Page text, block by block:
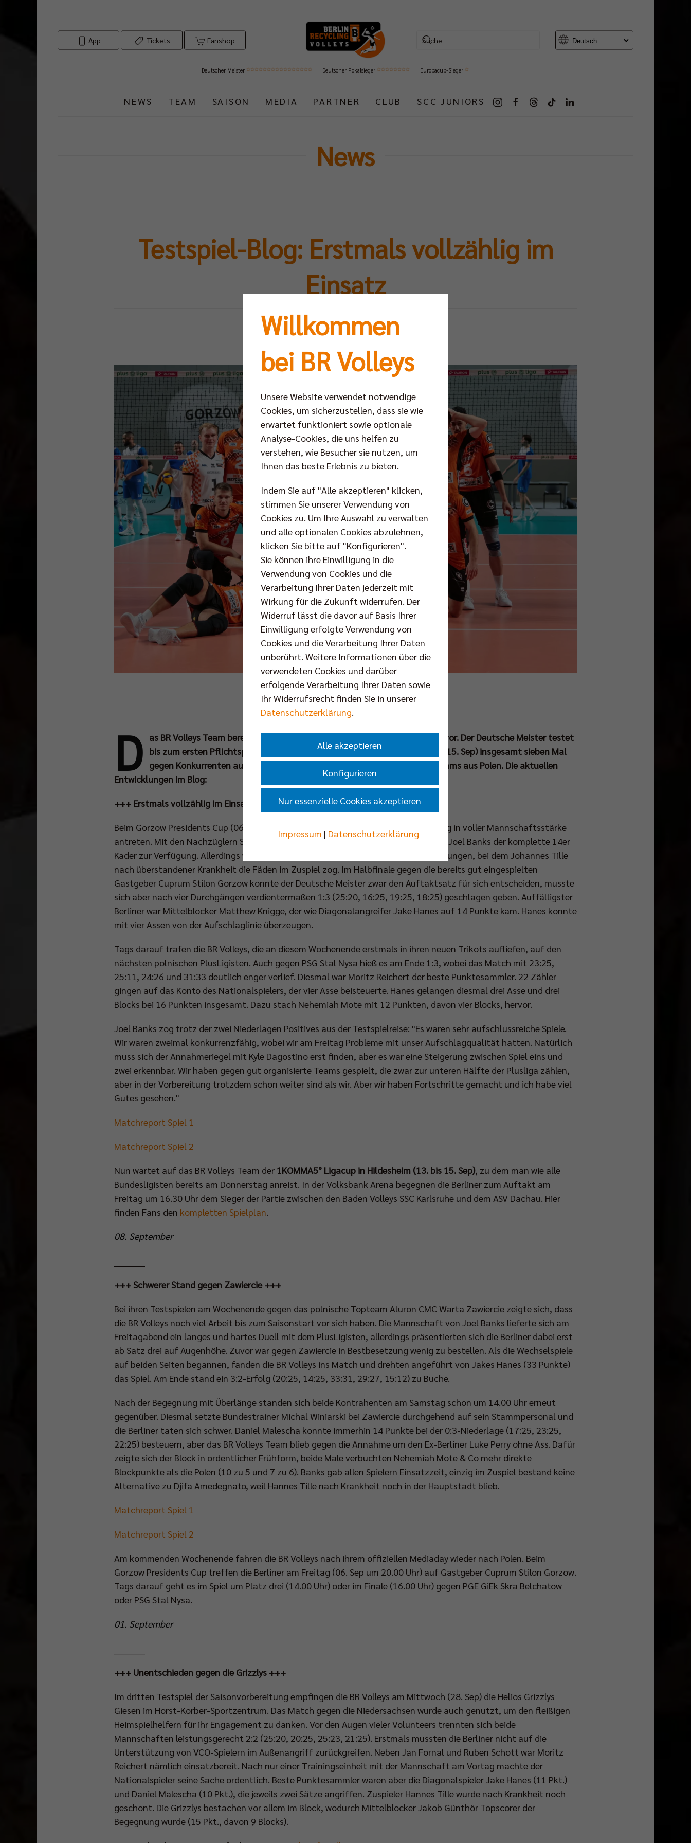
App Tickets Fanshop
Deutscher Meister Deutscher Pokalsieger Europacup-Sieger
NEWS TEAM SAISON MEDIA PARTNER CLUB SCC JUNIORS
News
Testspiel-Blog: Erstmals vollzählig im
Einsatz
So 08.09.2024
Foto: Bartosz Baziuk
D as BR Volleys Team bereitet sich mit Hochdruck auf die Spielzeit 2024/25 vor. Der Deutsche Meister testet
bis zum ersten Pflichtspiel beim 1KOMMA5° Ligacup in Hildesheim (13. bis 15. Sep) insgesamt sieben Mal
gegen Konkurrenten aus der Volleyball Bundesliga und starke PlusLiga-Teams aus Polen. Die aktuellen
Entwicklungen im Blog:
+++ Erstmals vollzählig im Einsatz +++
Beim Gorzow Presidents Cup (06. und 07. Sep) konnte das BR Volleys Team erstmalig in voller Mannschaftsstärke
antreten. Mit den Nachzüglern Simon Plaskie und Kyle Dagostino stand Headcoach Joel Banks der komplette 14er
Kader zur Verfügung. Allerdings war es auch der erste Test unter Wettkampfbedingungen, bei dem Johannes Tille
nach überstandener Krankheit die Fäden im Zuspiel zog. Im Halbfinale gegen die bereits gut eingespielten
Gastgeber Cuprum Stilon Gorzow konnte der Deutsche Meister zwar den Auftaktsatz für sich entscheiden, musste
sich aber nach vier Durchgängen verdientermaßen 1:3 (25:20, 16:25, 19:25, 18:25) geschlagen geben. Auffälligster
Berliner war Mittelblocker Matthew Knigge, der wie Diagonalangreifer Jake Hanes auf 14 Punkte kam. Hanes konnte
mit vier Assen von der Aufschlaglinie überzeugen.
Tags darauf trafen die BR Volleys, die an diesem Wochenende erstmals in ihren neuen Trikots aufliefen, auf den
nächsten polnischen PlusLigisten. Auch gegen PSG Stal Nysa hieß es am Ende 1:3, wobei das Match mit 23:25,
25:11, 24:26 und 31:33 deutlich enger verlief. Diesmal war Moritz Reichert der beste Punktesammler. 22 Zähler
gingen auf das Konto des Nationalspielers, der vier Asse beisteuerte. Hanes gelangen diesmal drei Asse und drei
Blocks bei 16 Punkten insgesamt. Dazu stach Nehemiah Mote mit 12 Punkten, davon vier Blocks, hervor.
Joel Banks zog trotz der zwei Niederlagen Positives aus der Testspielreise: "Es waren sehr aufschlussreiche Spiele.
Wir waren zweimal konkurrenzfähig, wobei wir am Freitag Probleme mit unser Aufschlagqualität hatten. Natürlich
muss sich der Annahmeriegel mit Kyle Dagostino erst finden, aber es war eine Steigerung zwischen Spiel eins und
zwei erkennbar. Wir haben gegen gut organisierte Teams gespielt, die zwar zur unteren Hälfte der Plusliga zählen,
aber in der Vorbereitung trotzdem schon weiter sind als wir. Aber wir haben Fortschritte gemacht und ich habe viel
Gutes gesehen."
Matchreport Spiel 1
Matchreport Spiel 2
Nun wartet auf das BR Volleys Team der 1KOMMA5° Ligacup in Hildesheim (13. bis 15. Sep), zu dem man wie alle
Bundesligisten bereits am Donnerstag anreist. In der Volksbank Arena begegnen die Berliner zum Auftakt am
Freitag um 16.30 Uhr dem Sieger der Partie zwischen den Baden Volleys SSC Karlsruhe und dem ASV Dachau. Hier
finden Fans den kompletten Spielplan.
08. September
+++ Schwerer Stand gegen Zawiercie +++
Bei ihren Testspielen am Wochenende gegen das polnische Topteam Aluron CMC Warta Zawiercie zeigte sich, dass
die BR Volleys noch viel Arbeit bis zum Saisonstart vor sich haben. Die Mannschaft von Joel Banks lieferte sich am
Freitagabend ein langes und hartes Duell mit dem PlusLigisten, allerdings präsentierten sich die Berliner dabei erst
ab Satz drei auf Augenhöhe. Zuvor war gegen Zawiercie in Bestbesetzung wenig zu bestellen. Als die Wechselspiele
auf beiden Seiten begannen, fanden die BR Volleys ins Match und drehten angeführt von Jakes Hanes (33 Punkte)
das Spiel. Am Ende stand ein 3:2-Erfolg (20:25, 14:25, 33:31, 29:27, 15:12) zu Buche.
Nach der Begegnung mit Überlänge standen sich beide Kontrahenten am Samstag schon um 14.00 Uhr erneut
gegenüber. Diesmal setzte Bundestrainer Michal Winiarski bei Zawiercie durchgehend auf sein Stammpersonal und
die Berliner taten sich schwer. Daniel Malescha konnte immerhin 14 Punkte bei der 0:3-Niederlage (17:25, 23:25,
22:25) besteuern, aber das BR Volleys Team blieb gegen die Annahme um den Ex-Berliner Luke Perry ohne Ass. Dafür
zeigte sich der Block in ordentlicher Frühform, beide Male verbuchten Nehemiah Mote & Co mehr direkte
Blockpunkte als die Polen (10 zu 5 und 7 zu 6). Banks gab allen Spielern Einsatzzeit, einzig im Zuspiel bestand keine
Alternative zu Djifa Amedegnato, weil Hannes Tille nach Krankheit noch in der Hauptstadt blieb.
Matchreport Spiel 1
Matchreport Spiel 2
Am kommenden Wochenende fahren die BR Volleys nach ihrem offiziellen Mediaday wieder nach Polen. Beim
Gorzow Presidents Cup treffen die Berliner am Freitag (06. Sep um 20.00 Uhr) auf Gastgeber Cuprum Stilon Gorzow.
Tags darauf geht es im Spiel um Platz drei (14.00 Uhr) oder im Finale (16.00 Uhr) gegen PGE GiEk Skra Belchatow
oder PSG Stal Nysa.
01. September
+++ Unentschieden gegen die Grizzlys +++
Im dritten Testspiel der Saisonvorbereitung empfingen die BR Volleys am Mittwoch (28. Sep) die Helios Grizzlys
Giesen im Horst-Korber-Sportzentrum. Das Match gegen die Niedersachsen wurde auch genutzt, um den fleißigen
Heimspielhelfern für ihr Engagement zu danken. Vor den Augen vieler Volunteers trennten sich beide
Mannschaften leistungsgerecht 2:2 (25:20, 20:25, 25:23, 21:25). Erstmals mussten die Berliner nicht auf die
Unterstützung von VCO-Spielern im Außenangriff zurückgreifen. Neben Jan Fornal und Ruben Schott war Moritz
Reichert nämlich einsatzbereit. Nach nur einer Trainingseinheit mit der Mannschaft am Vortag machte der
Nationalspieler seine Sache ordentlich. Beste Punktesammler waren aber die Diagonalspieler Jake Hanes (11 Pkt.)
und Daniel Malescha (10 Pkt.), die jeweils zwei Sätze angriffen. Zuspieler Hannes Tille wurde nach Krankheit noch
geschont. Die Grizzlys bestachen vor allem im Block, wodurch Mittelblocker Jakob Günthör Topscorer der
Begegnung wurde (15 Pkt., davon 9 Blocks).
Willkommen
bei BR Volleys
Unsere Website verwendet notwendige
Cookies, um sicherzustellen, dass sie wie
erwartet funktioniert sowie optionale
Analyse-Cookies, die uns helfen zu
verstehen, wie Besucher sie nutzen, um
Ihnen das beste Erlebnis zu bieten.
Indem Sie auf "Alle akzeptieren" klicken,
stimmen Sie unserer Verwendung von
Cookies zu. Um Ihre Auswahl zu verwalten
und alle optionalen Cookies abzulehnen,
klicken Sie bitte auf "Konfigurieren".
Sie können ihre Einwilligung in die
Verwendung von Cookies und die
Verarbeitung Ihrer Daten jederzeit mit
Wirkung für die Zukunft widerrufen. Der
Widerruf lässt die davor auf Basis Ihrer
Einwilligung erfolgte Verwendung von
Cookies und die Verarbeitung Ihrer Daten
unberührt. Weitere Informationen über die
verwendeten Cookies und darüber
erfolgende Verarbeitung Ihrer Daten sowie
Ihr Widerrufsrecht finden Sie in unserer
Datenschutzerklärung.
Alle akzeptieren
Konfigurieren
Nur essenzielle Cookies akzeptieren
Impressum | Datenschutzerklärung